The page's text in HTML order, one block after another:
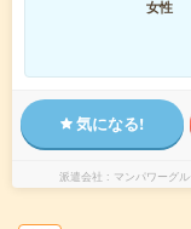
女性
気になる!
派遣会社 マンパワーグ